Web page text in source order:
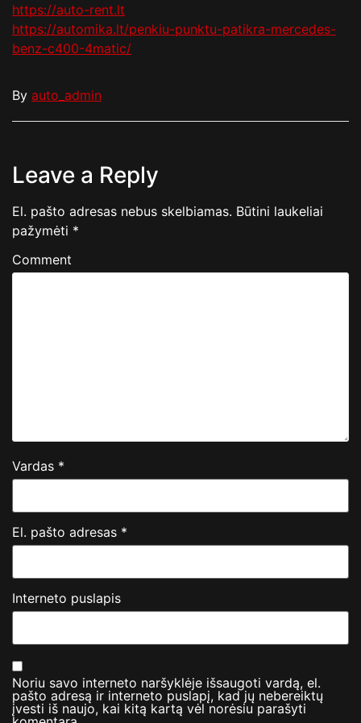
https://auto-rent.lt
https://automika.lt/penkiu-punktu-patikra-mercedes-
benz-c400-4matic/
By auto_admin
Leave a Reply
El. pašto adresas nebus skelbiamas. Būtini laukeliai
pažymėti *
Comment
Vardas *
El. pašto adresas *
Interneto puslapis
Noriu savo interneto naršyklėje išsaugoti vardą, el.
pašto adresą ir interneto puslapį, kad jų nebereiktų
įvesti iš naujo, kai kitą kartą vėl norėsiu parašyti